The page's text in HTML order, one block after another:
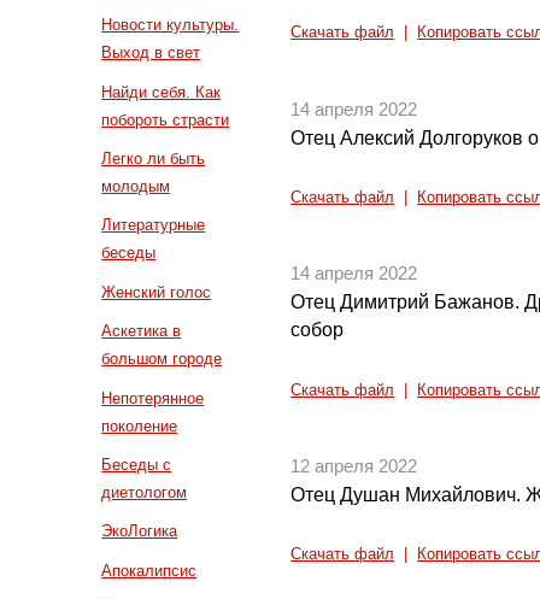
Новости культуры.
Выход в свет
Найди себя. Как
побороть страсти
Легко ли быть
молодым
Литературные
беседы
Женский голос
Аскетика в
большом городе
Непотерянное
поколение
Беседы с
диетологом
ЭкоЛогика
Апокалипсис
Скачать файл Копировать
14 апреля 2022
Отец Алексий Долгоруков
Скачать файл Копировать
14 апреля 2022
Отец Димитрий Бажанов.
собор
Скачать файл Копировать
12 апреля 2022
Отец Душан Михайлович.
Скачать файл Копировать